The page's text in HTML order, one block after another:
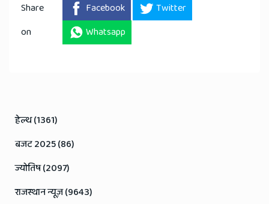
Share
on
Facebook
Twitter
Whatsapp
हेल्थ (1361)
बजट 2025 (86)
ज्योतिष (2097)
राजस्थान न्यूज़ (9643)